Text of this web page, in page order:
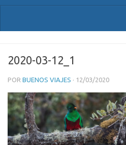
2020-03-12_1
POR BUENOS VIAJES · 12/03/2020